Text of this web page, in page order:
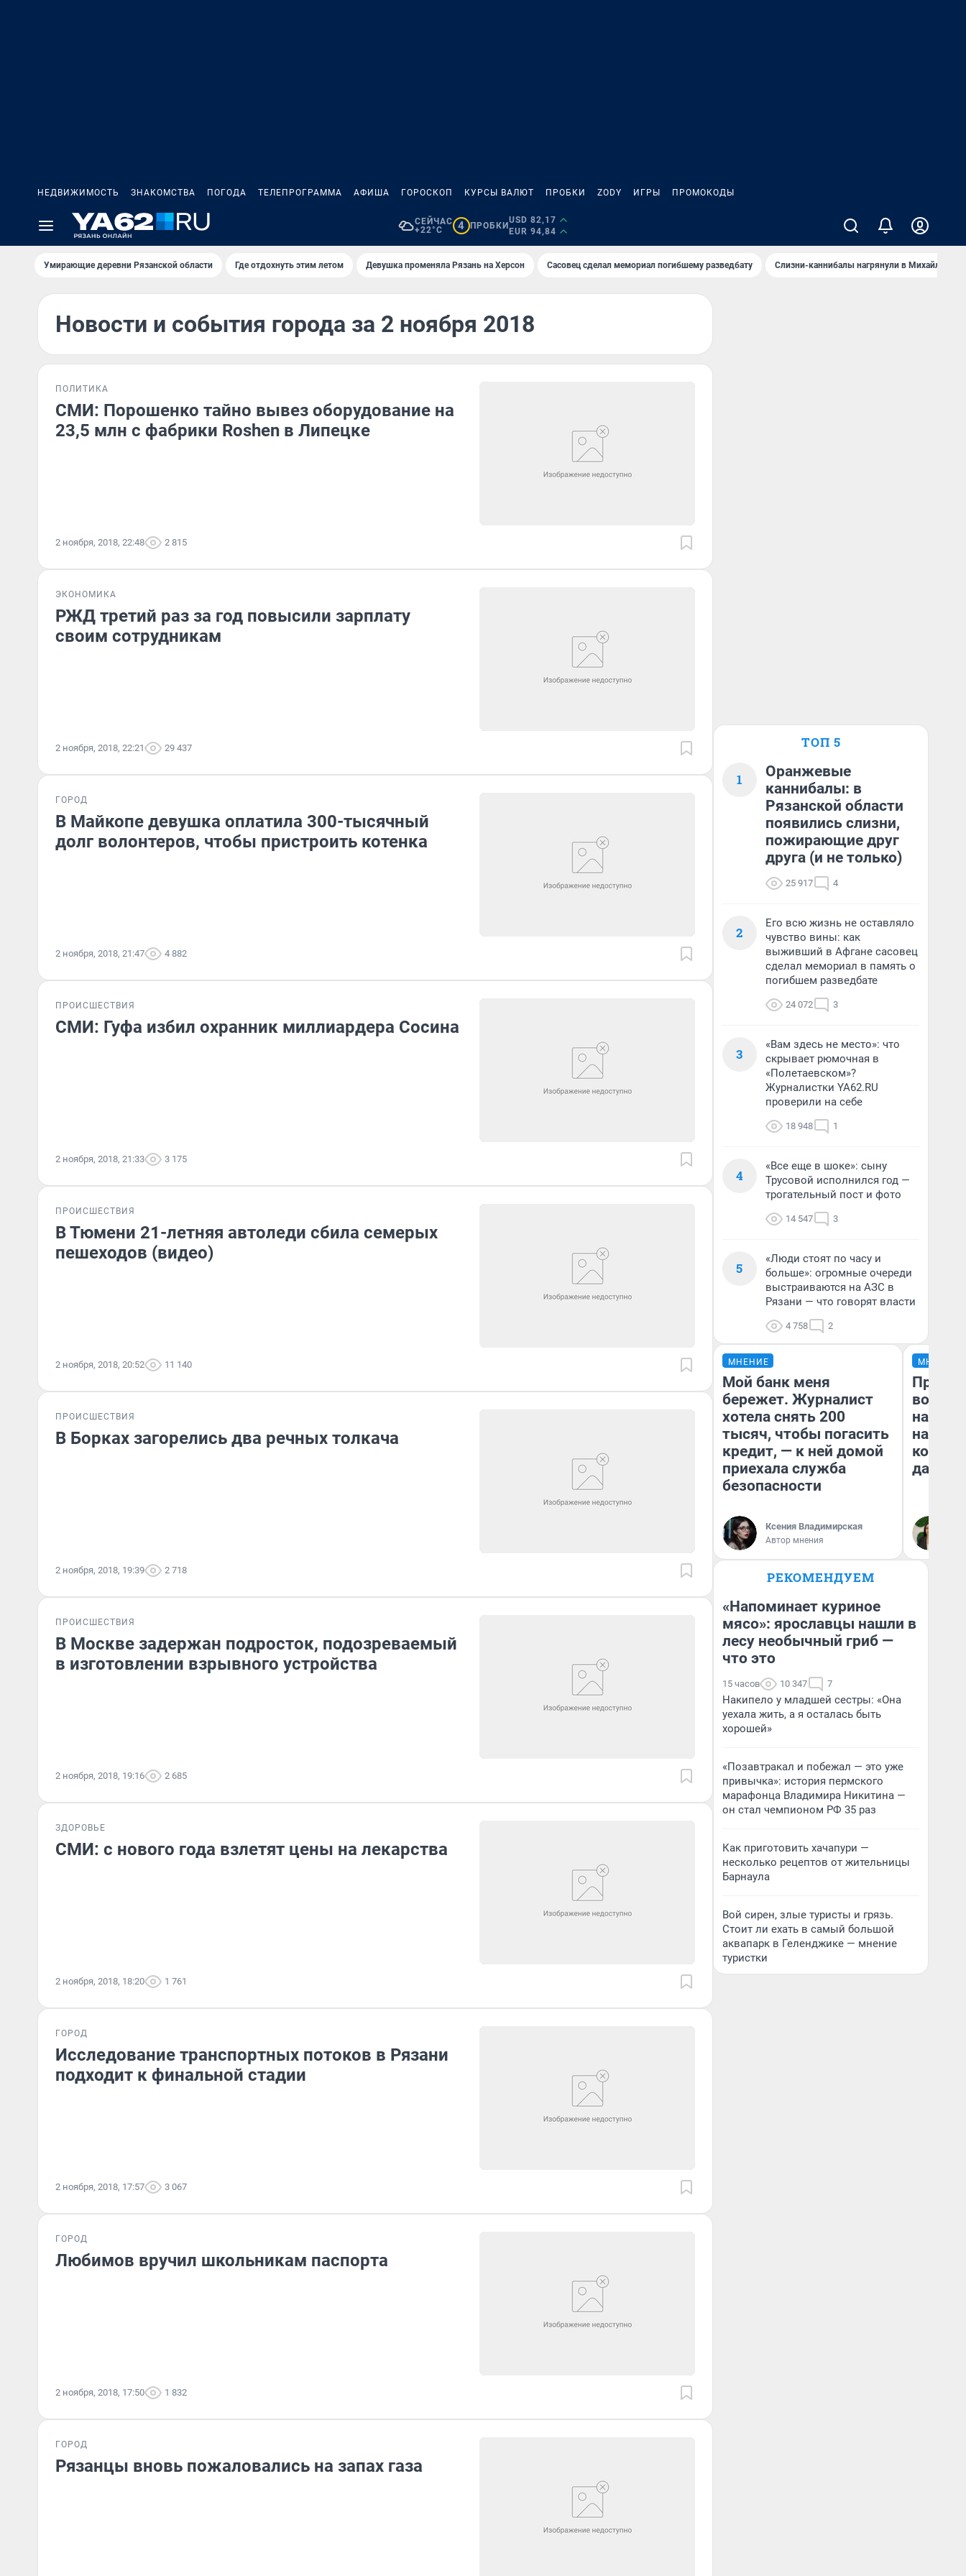
НЕДВИЖИМОСТЬ ЗНАКОМСТВА ПОГОДА ТЕЛЕПРОГРАММА АФИША ГОРОСКОП КУРСЫ ВАЛЮТ ПРОБКИ ZODY ИГРЫ ПРОМОКОДЫ
СЕЙЧАС
+22°C
4 ПРОБКИ
USD 82,17
EUR 94,84
Умирающие деревни Рязанской области Где отдохнуть этим летом Девушка променяла Рязань на Херсон Сасовец сделал мемориал погибшему разведбату Слизни-каннибалы нагрянули в Михайлов
Новости и события города за 2 ноября 2018
ПОЛИТИКА
СМИ: Порошенко тайно вывез оборудование на
23,5 млн с фабрики Roshen в Липецке
2 ноября, 2018, 22:48 2 815
ЭКОНОМИКА
РЖД третий раз за год повысили зарплату
своим сотрудникам
2 ноября, 2018, 22:21 29 437
ГОРОД
В Майкопе девушка оплатила 300-тысячный
долг волонтеров, чтобы пристроить котенка
2 ноября, 2018, 21:47 4 882
ПРОИСШЕСТВИЯ
СМИ: Гуфа избил охранник миллиардера Сосина
2 ноября, 2018, 21:33 3 175
ПРОИСШЕСТВИЯ
В Тюмени 21-летняя автоледи сбила семерых
пешеходов (видео)
2 ноября, 2018, 20:52 11 140
ПРОИСШЕСТВИЯ
В Борках загорелись два речных толкача
2 ноября, 2018, 19:39 2 718
ПРОИСШЕСТВИЯ
В Москве задержан подросток, подозреваемый
в изготовлении взрывного устройства
2 ноября, 2018, 19:16 2 685
ЗДОРОВЬЕ
СМИ: с нового года взлетят цены на лекарства
2 ноября, 2018, 18:20 1 761
ГОРОД
Исследование транспортных потоков в Рязани
подходит к финальной стадии
2 ноября, 2018, 17:57 3 067
ГОРОД
Любимов вручил школьникам паспорта
2 ноября, 2018, 17:50 1 832
ГОРОД
Рязанцы вновь пожаловались на запах газа
ТОП 5
1
Оранжевые
каннибалы: в
Рязанской области
появились слизни,
пожирающие друг
друга (и не только)
25 917 4
2
Его всю жизнь не оставляло
чувство вины: как
выживший в Афгане сасовец
сделал мемориал в память о
погибшем разведбате
24 072 3
3
«Вам здесь не место»: что
скрывает рюмочная в
«Полетаевском»?
Журналистки YA62.RU
проверили на себе
18 948 1
4
«Все еще в шоке»: сыну
Трусовой исполнился год —
трогательный пост и фото
14 547 3
5
«Люди стоят по часу и
больше»: огромные очереди
выстраиваются на АЗС в
Рязани — что говорят власти
4 758 2
МНЕНИЕ
Мой банк меня
бережет. Журналист
хотела снять 200
тысяч, чтобы погасить
кредит, — к ней домой
приехала служба
безопасности
Ксения Владимирская
Автор мнения
МНЕНИЕ
нам
даже
РЕКОМЕНДУЕМ
«Напоминает куриное
мясо»: ярославцы нашли в
лесу необычный гриб —
что это
15 часов 10 347 7
Накипело у младшей сестры: «Она
уехала жить, а я осталась быть
хорошей»
«Позавтракал и побежал — это уже
привычка»: история пермского
марафонца Владимира Никитина —
он стал чемпионом РФ 35 раз
Как приготовить хачапури —
несколько рецептов от жительницы
Барнаула
Вой сирен, злые туристы и грязь.
Стоит ли ехать в самый большой
аквапарк в Геленджике — мнение
туристки